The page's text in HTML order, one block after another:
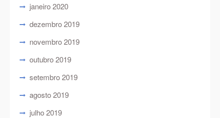
janeiro 2020
dezembro 2019
novembro 2019
outubro 2019
setembro 2019
agosto 2019
julho 2019